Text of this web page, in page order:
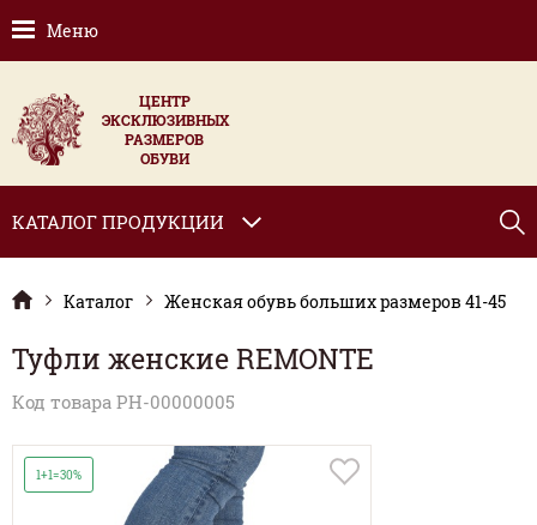
Меню
ЦЕНТР
ЭКСКЛЮЗИВНЫХ
РАЗМЕРОВ
ОБУВИ
КАТАЛОГ ПРОДУКЦИИ
Каталог Женская обувь больших размеров 41-45
Туфли женские REMONTE
Код товара РН-00000005
1+1=30%